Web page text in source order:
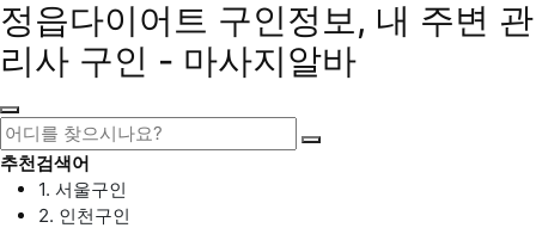
정읍다이어트 구인정보, 내 주변 관
리사 구인 - 마사지알바
추천검색어
1. 서울구인
2. 인천구인